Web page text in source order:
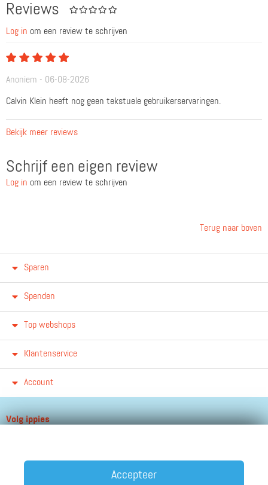
Reviews
Log in om een review te schrijven
Anoniem - 06-08-2026
Calvin Klein heeft nog geen tekstuele gebruikerservaringen.
Bekijk meer reviews
Schrijf een eigen review
Log in om een review te schrijven
Terug naar boven
Sparen
Spenden
Top webshops
Klantenservice
Account
Volg ippies
Accepteer